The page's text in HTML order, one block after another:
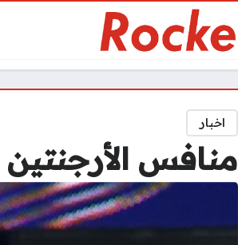
اخبار
منافس الأرجنتين في دور الـ8